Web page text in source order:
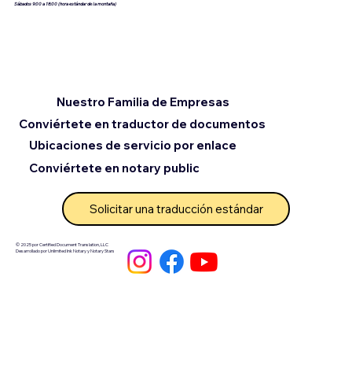
Sábados 9:00 a 18:00 (hora estándar de la montaña)
© 2025 por Certified Document Translation, LLC
Desarrollado por Unlimited Ink Notary y Notary Stars
Conviértete en traductor de documentos
Ubicaciones de servicio por enlace
Nuestro Familia de Empresas
Conviértete en notary public
Solicitar una traducción estándar